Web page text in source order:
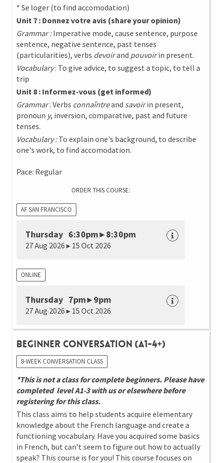
* Se loger (to find accomodation)
Unit 7 : Donnez votre avis (share your opinion)
Grammar :Imperative mode, cause sentence, purpose
sentence, negative sentence, past tenses
(particularities), verbs devoirand pouvoirin present.
Vocabulary: To give advice, to suggest a topic, to tell a
trip
Unit 8 : Informez-vous (get informed)
Grammar: Verbs connaîntreand savoirin present,
pronoun y, inversion, comparative, past and future
tenses.
Vocabulary :To explain one's background, to describe
one's work, to find accomodation.
Pace: Regular
ORDER THIS COURSE:
AF SAN FRANCISCO
Thursday 6:30pm ▸ 8:30pm
27 Aug 2026 ▸ 15 Oct 2026
ONLINE
Thursday 7pm ▸ 9pm
27 Aug 2026 ▸ 15 Oct 2026
Beginner Conversation (A1-4+)
8-WEEK CONVERSATION CLASS
*This is not a class for complete beginners. Please have
completed level A1-3 with us or elsewhere before
registering for this class.
This class aims to help students acquire elementary
knowledge about the French language and create a
functioning vocabulary. Have you acquired some basics
in French, but can’t seem to figure out how to actually
speak? This course is for you! This course focuses on